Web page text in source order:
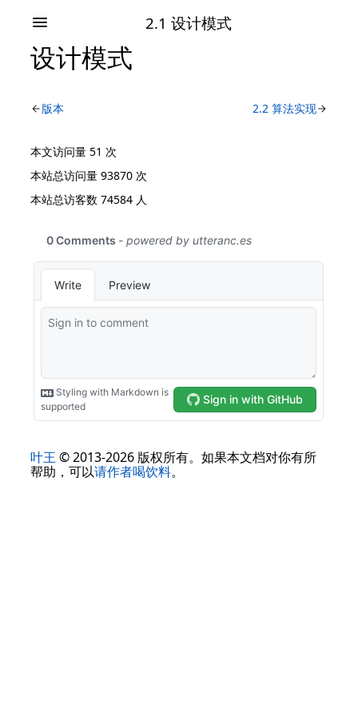
2.1 设计模式
设计模式
版本 2.2 算法实现
本文访问量51 次
本站总访问量93870 次
本站总访客数74584 人
叶王 © 2013-2026 版权所有。如果本文档对你有所
帮助，可以请作者喝饮料。